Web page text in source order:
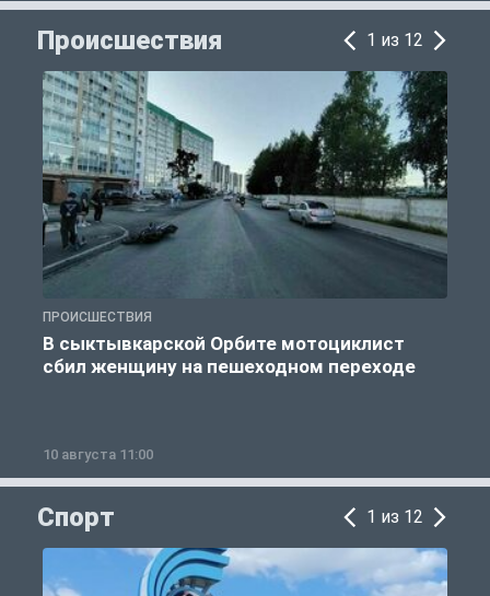
Происшествия 1 из 12
ПРОИСШЕСТВИЯ
В сыктывкарской Орбите мотоциклист
сбил женщину на пешеходном переходе
10 августа 11:00
Спорт 1 из 12